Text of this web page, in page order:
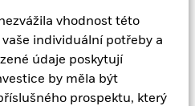
vhodnost této
individuální potřeby a
údaje poskytují
by měla být
prospektu, který
a oddělené nejsou. U
které nemají status
že v případě, že jeden fond
závazky připadající
aktiv, která na něj připadají,